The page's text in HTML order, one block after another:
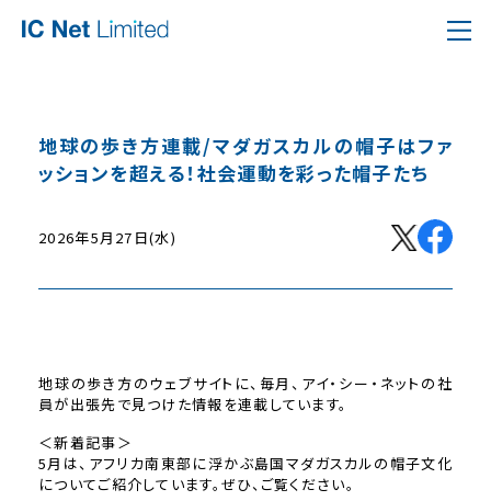
地球の歩き方連載/マダガスカルの帽子はファ
ッションを超える！社会運動を彩った帽子たち
2026年5月27日(水)
地球の歩き方のウェブサイトに、毎月、アイ・シー・ネットの社
員が出張先で見つけた情報を連載しています。
＜新着記事＞
5月は、アフリカ南東部に浮かぶ島国マダガスカルの帽子文化
についてご紹介しています。ぜひ、ご覧ください。